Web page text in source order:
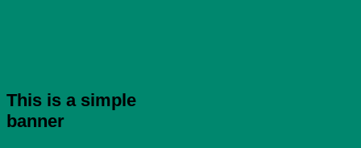
This is a simple
banner